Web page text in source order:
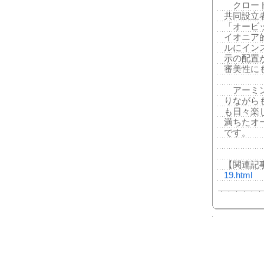
クロー
共同設立
「オー
イオニア
ルにイン
示の配置
審美性に
アーミ
りながら
も日々楽
満ちたオ
です。
【関連記
19.html